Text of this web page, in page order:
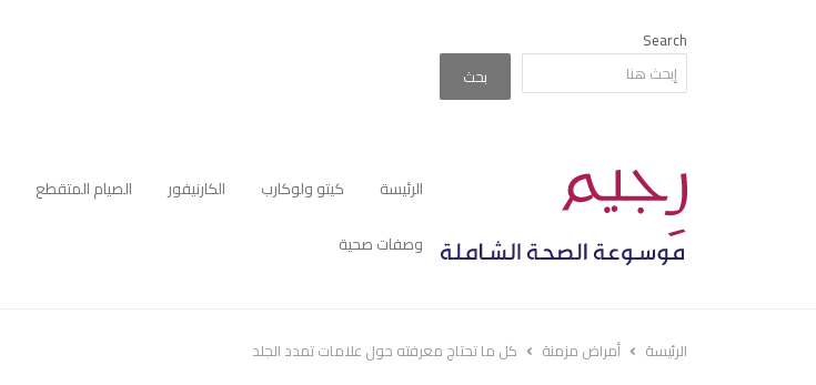
Search
بحث
الرئيسة كيتو ولوكارب الكارنيفور الصيام المتقطع
وصفات صحية
الرئيسة أمراض مزمنة كل ما تحتاج معرفته حول علامات تمدد الجلد